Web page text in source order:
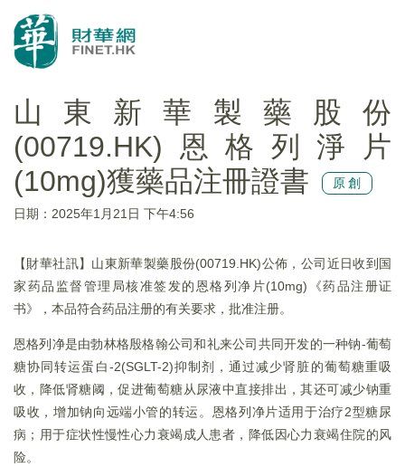
山東新華製藥股份
(00719.HK)恩格列淨片
(10mg)獲藥品注冊證書
原創
日期：2025年1月21日 下午4:56
【財華社訊】山東新華製藥股份(00719.HK)公佈，公司近日收到国
家药品监督管理局核准签发的恩格列净片(10mg)《药品注册证
书》，本品符合药品注册的有关要求，批准注册。
恩格列净是由勃林格殷格翰公司和礼来公司共同开发的一种钠-葡萄
糖协同转运蛋白-2(SGLT-2)抑制剂，通过减少肾脏的葡萄糖重吸
收，降低肾糖阈，促进葡萄糖从尿液中直接排出，其还可减少钠重
吸收，增加钠向远端小管的转运。恩格列净片适用于治疗2型糖尿
病；用于症状性慢性心力衰竭成人患者，降低因心力衰竭住院的风
险。